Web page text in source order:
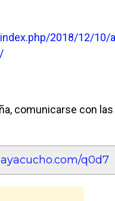
2018/12/10/
comunicarse con
q0d7